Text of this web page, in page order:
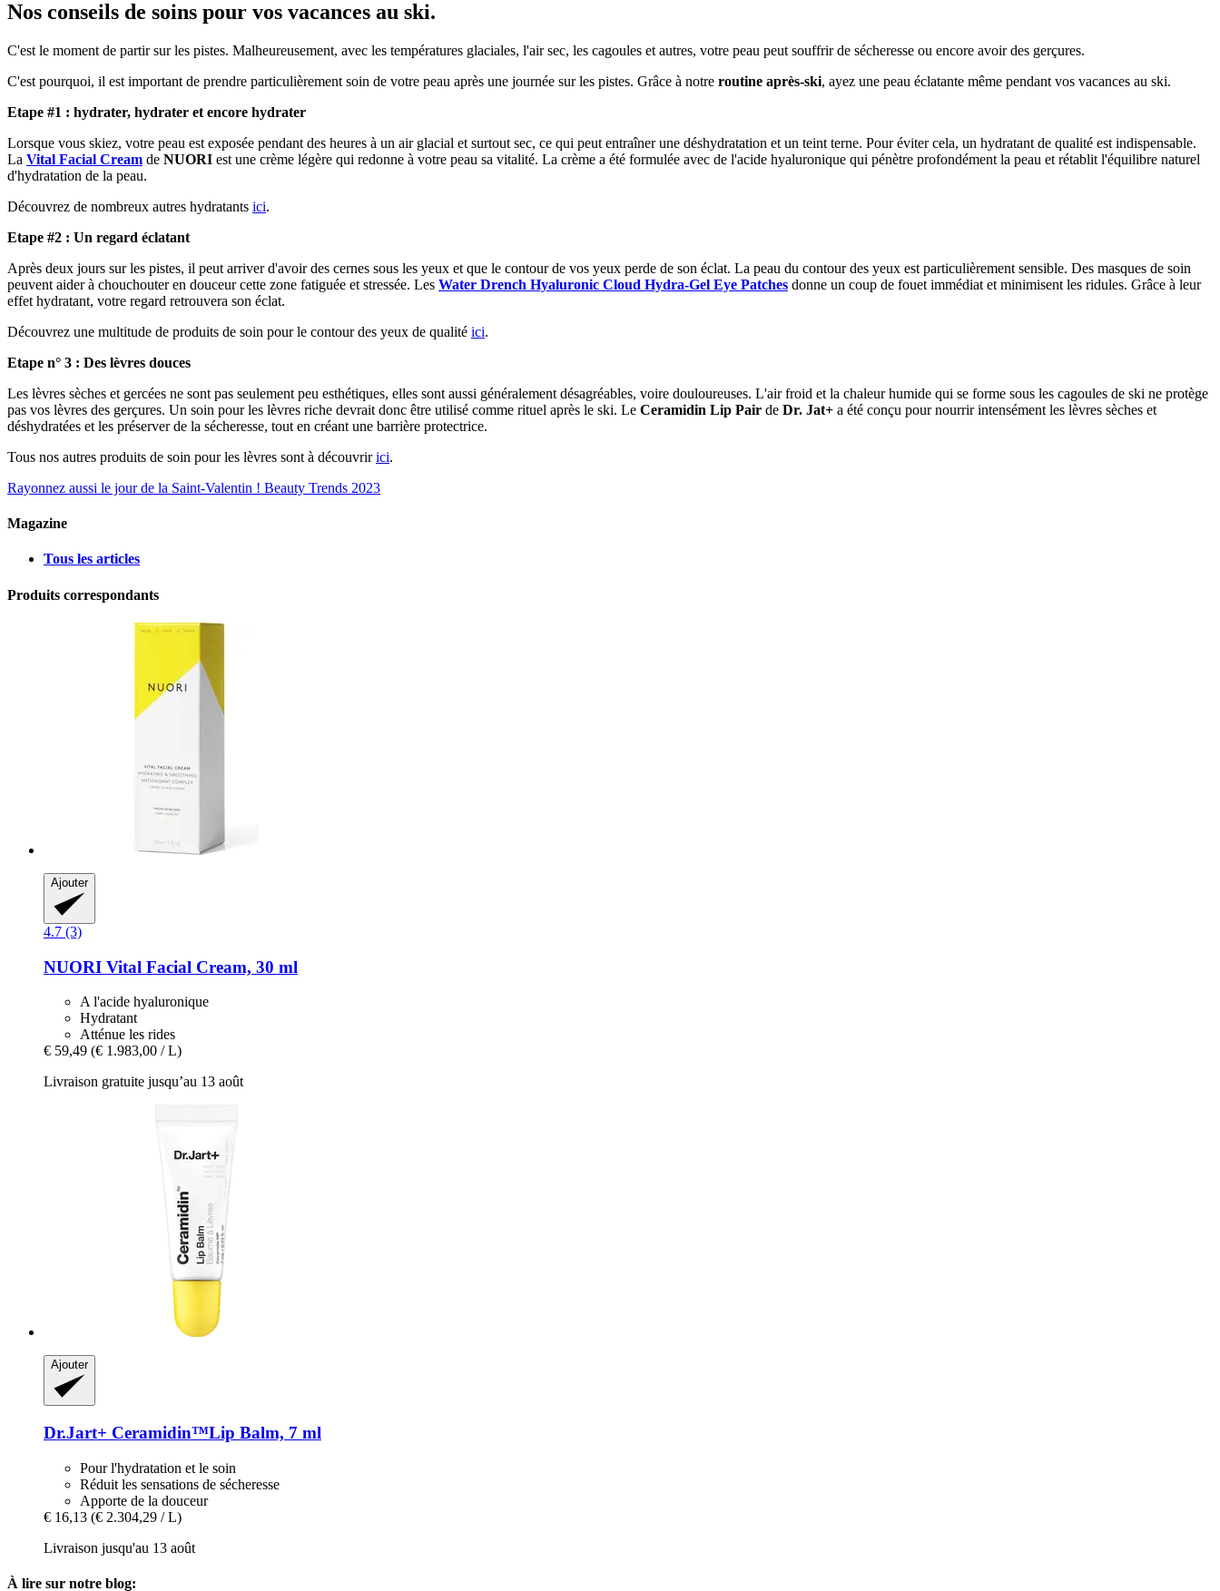
Nos conseils de soins pour vos vacances au ski.
C'est le moment de partir sur les pistes. Malheureusement, avec les températures glaciales, l'air sec, les cagoules et autres, votre peau peut souffrir de sécheresse ou encore avoir des gerçures.
C'est pourquoi, il est important de prendre particulièrement soin de votre peau après une journée sur les pistes. Grâce à notre routine après-ski, ayez une peau éclatante même pendant vos vacances au ski.
Etape #1 : hydrater, hydrater et encore hydrater
Lorsque vous skiez, votre peau est exposée pendant des heures à un air glacial et surtout sec, ce qui peut entraîner une déshydratation et un teint terne. Pour éviter cela, un hydratant de qualité est indispensable.
La Vital Facial Cream de NUORI est une crème légère qui redonne à votre peau sa vitalité. La crème a été formulée avec de l'acide hyaluronique qui pénètre profondément la peau et rétablit l'équilibre naturel
d'hydratation de la peau.
Découvrez de nombreux autres hydratants ici.
Etape #2 : Un regard éclatant
Après deux jours sur les pistes, il peut arriver d'avoir des cernes sous les yeux et que le contour de vos yeux perde de son éclat. La peau du contour des yeux est particulièrement sensible. Des masques de soin
peuvent aider à chouchouter en douceur cette zone fatiguée et stressée. Les Water Drench Hyaluronic Cloud Hydra-Gel Eye Patches donne un coup de fouet immédiat et minimisent les ridules. Grâce à leur
effet hydratant, votre regard retrouvera son éclat.
Découvrez une multitude de produits de soin pour le contour des yeux de qualité ici.
Etape n° 3 : Des lèvres douces
Les lèvres sèches et gercées ne sont pas seulement peu esthétiques, elles sont aussi généralement désagréables, voire douloureuses. L'air froid et la chaleur humide qui se forme sous les cagoules de ski ne protège
pas vos lèvres des gerçures. Un soin pour les lèvres riche devrait donc être utilisé comme rituel après le ski. Le Ceramidin Lip Pair de Dr. Jat+ a été conçu pour nourrir intensément les lèvres sèches et
déshydratées et les préserver de la sécheresse, tout en créant une barrière protectrice.
Tous nos autres produits de soin pour les lèvres sont à découvririci.
Rayonnez aussi le jour de la Saint-Valentin ! Beauty Trends 2023
Magazine
Tous les articles
Produits correspondants
Ajouter
4.7 (3)
NUORI Vital Facial Cream, 30 ml
A l'acide hyaluronique
Hydratant
Atténue les rides
€ 59,49 (€ 1.983,00 / L)
Livraison gratuite jusqu’au 13 août
Ajouter
Dr.Jart+ Ceramidin™Lip Balm, 7 ml
Pour l'hydratation et le soin
Réduit les sensations de sécheresse
Apporte de la douceur
€ 16,13 (€ 2.304,29 / L)
Livraison jusqu'au 13 août
À lire sur notre blog: